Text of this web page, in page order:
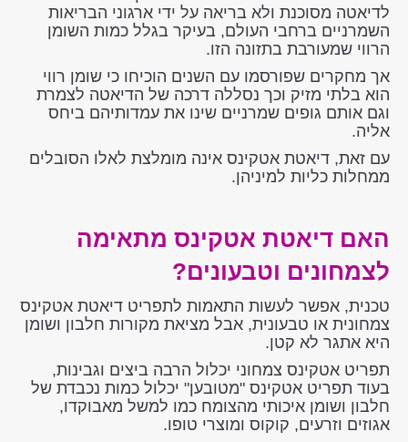
לדיאטה מסוכנת ולא בריאה על ידי ארגוני הבריאות
השמרניים ברחבי העולם, בעיקר בגלל כמות השומן
הרווי שמעורבת בתזונה הזו.
אך מחקרים שפורסמו עם השנים הוכיחו כי שומן רווי
הוא בלתי מזיק וכך נסללה דרכה של הדיאטה לצמרת
וגם אותם גופים שמרניים שינו את עמדותיהם ביחס
אליה.
עם זאת, דיאטת אטקינס אינה מומלצת לאלו הסובלים
ממחלות כליות למיניהן.
האם דיאטת אטקינס מתאימה
לצמחונים וטבעונים?
טכנית, אפשר לעשות התאמות לתפריט דיאטת אטקינס
צמחונית או טבעונית, אבל מציאת מקורות חלבון ושומן
היא אתגר לא קטן.
תפריט אטקינס צמחוני יכלול הרבה ביצים וגבינות,
בעוד תפריט אטקינס "מטובען" יכלול כמות נכבדת של
חלבון ושומן איכותי מהצומח כמו למשל מאבוקדו,
אגוזים וזרעים, קוקוס ומוצרי טופו.